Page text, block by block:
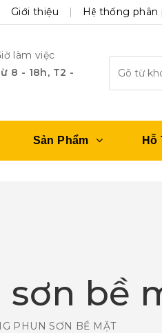
Giới thiệu Hệ thống phân
làm việc
8 - 18h, T2 -
Sản Phẩm Hỗ
bề
PHUN SƠN BỀ MẶT